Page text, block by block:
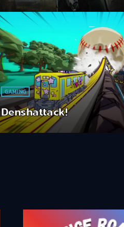
GAMING
Denshattack!